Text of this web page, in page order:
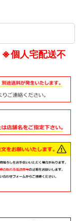
※個人宅配送不